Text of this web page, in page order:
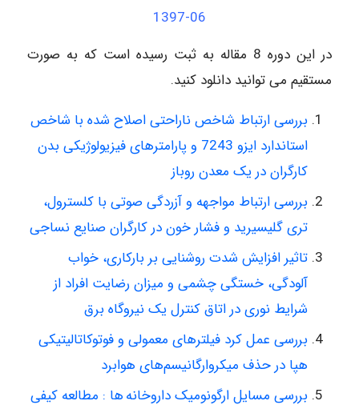
1397-06
در این دوره 8 مقاله به ثبت رسیده است که به صورت
مستقیم می توانید دانلود کنید.
بررسی ارتباط شاخص ناراحتی اصلاح شده با شاخص
استاندارد ایزو 7243 و پارامترهای فیزیولوژیکی بدن
کارگران در یک معدن روباز
بررسی ارتباط مواجهه و آزردگی صوتی با کلسترول،
تری گلیسیرید و فشار خون در کارگران صنایع نساجی
تاثیر افزایش شدت روشنایی بر بارکاری، خواب
آلودگی، خستگی چشمی و میزان رضایت افراد از
شرایط نوری در اتاق کنترل یک نیروگاه برق
بررسی عمل کرد فیلترهای معمولی و فوتوکاتالیتیکی
هپا در حذف میکروارگانیسم‌های هوابرد
بررسی مسایل ارگونومیک داروخانه ها : مطالعه کیفی